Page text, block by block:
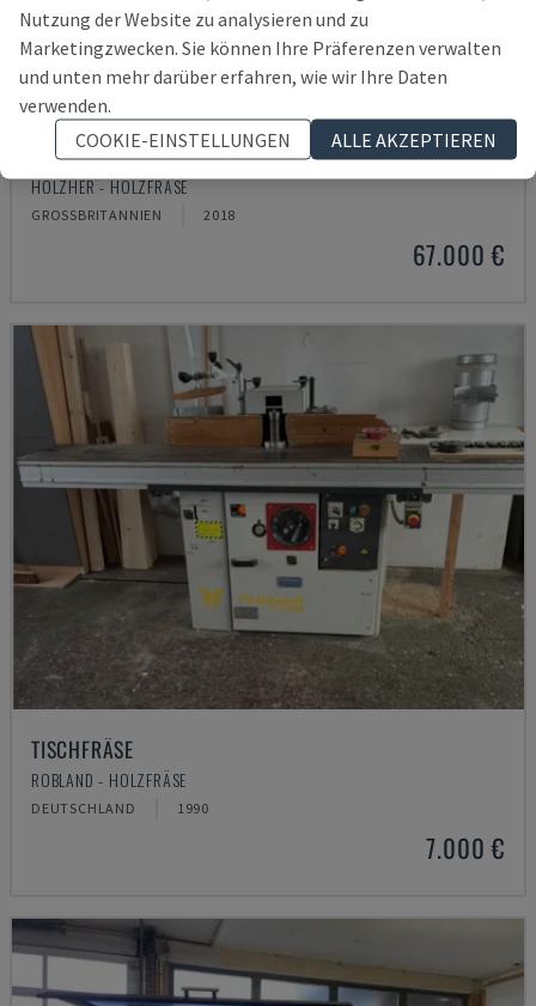
DYNESTIC 7535
HOLZHER - HOLZFRÄSE
GROSSBRITANNIEN 2018
67.000 €
TISCHFRÄSE
ROBLAND - HOLZFRÄSE
DEUTSCHLAND 1990
7.000 €
Nutzung der Website zu analysieren und zu
Marketingzwecken. Sie können Ihre Präferenzen verwalten
und unten mehr darüber erfahren, wie wir Ihre Daten
verwenden.
COOKIE-EINSTELLUNGEN
ALLE AKZEPTIEREN